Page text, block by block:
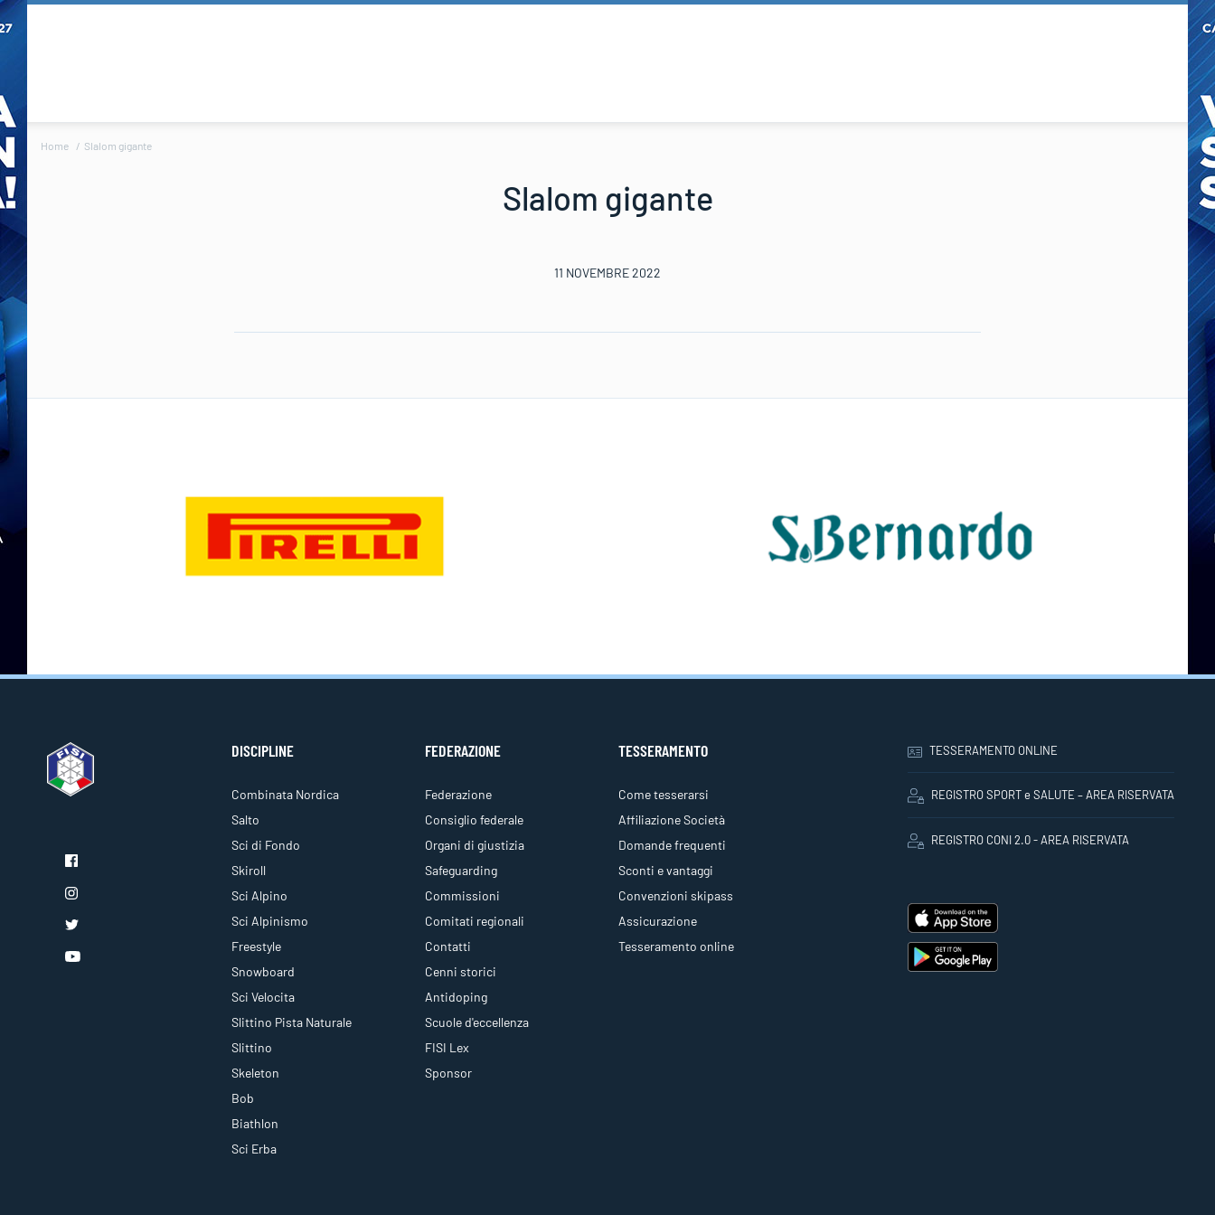
Home Slalom gigante
Slalom gigante
11 NOVEMBRE 2022
DISCIPLINE
Combinata Nordica
Salto
Sci di Fondo
Skiroll
Sci Alpino
Sci Alpinismo
Freestyle
Snowboard
Sci Velocita
Slittino Pista Naturale
Slittino
Skeleton
Bob
Biathlon
Sci Erba
FEDERAZIONE
Federazione
Consiglio federale
Organi di giustizia
Safeguarding
Commissioni
Comitati regionali
Contatti
Cenni storici
Antidoping
Scuole d'eccellenza
FISI Lex
Sponsor
TESSERAMENTO
Come tesserarsi
Affiliazione Società
Domande frequenti
Sconti e vantaggi
Convenzioni skipass
Assicurazione
Tesseramento online
TESSERAMENTO ONLINE
REGISTRO SPORT e SALUTE – AREA RISERVATA
REGISTRO CONI 2.0 - AREA RISERVATA